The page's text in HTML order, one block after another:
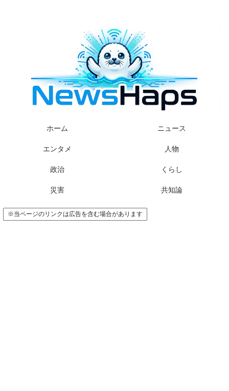
ホーム ニュース
エンタメ 人物
政治 くらし
災害 共知論
※当ページのリンクは広告を含む場合があります